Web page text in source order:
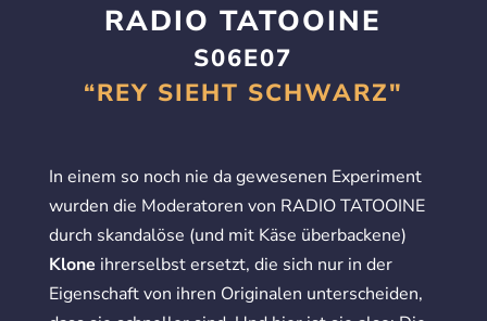
RADIO TATOOINE
S06E07
“REY SIEHT SCHWARZ"
In einem so noch nie da gewesenen Experiment
wurden die Moderatoren von RADIO TATOOINE
durch skandalöse (und mit Käse überbackene)
Klone ihrerselbst ersetzt, die sich nur in der
Eigenschaft von ihren Originalen unterscheiden,